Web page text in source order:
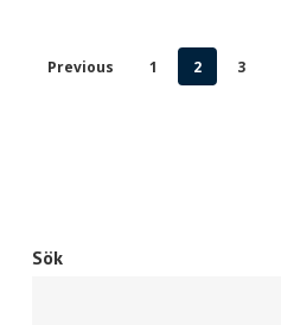
Previous 1 2 3
Sök